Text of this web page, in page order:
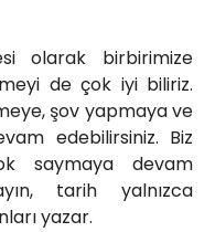
olarak birbirimize
de çok iyi biliriz.
şov yapmaya ve
edebilirsiniz. Biz
saymaya devam
tarih yalnızca
yazar.